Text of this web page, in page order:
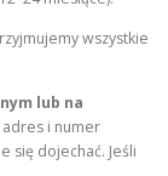
wszystkie
lub na
adres i numer
się dojechać. Jeśli